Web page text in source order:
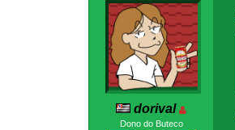
dorival
Dono do Buteco